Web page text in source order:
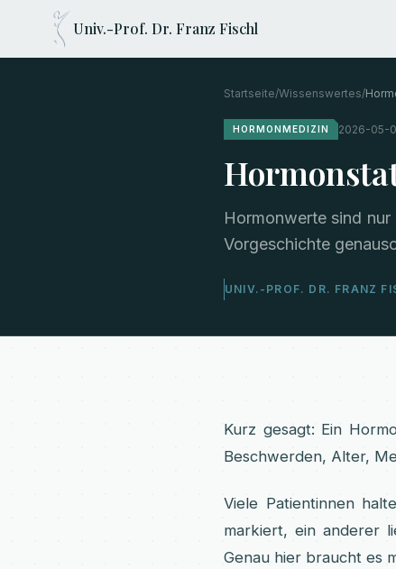
Univ.-Prof. Dr. Franz Fischl
Startseite/Wissenswertes/
HORMONMEDIZIN 2026-05-
Hormonwerte sind
Vorgeschichte
UNIV.-PROF. DR. FRANZ
Kurz gesagt: Ein
Beschwerden, Alter,
Viele Patientinnen
markiert, ein anderer
Genau hier braucht es